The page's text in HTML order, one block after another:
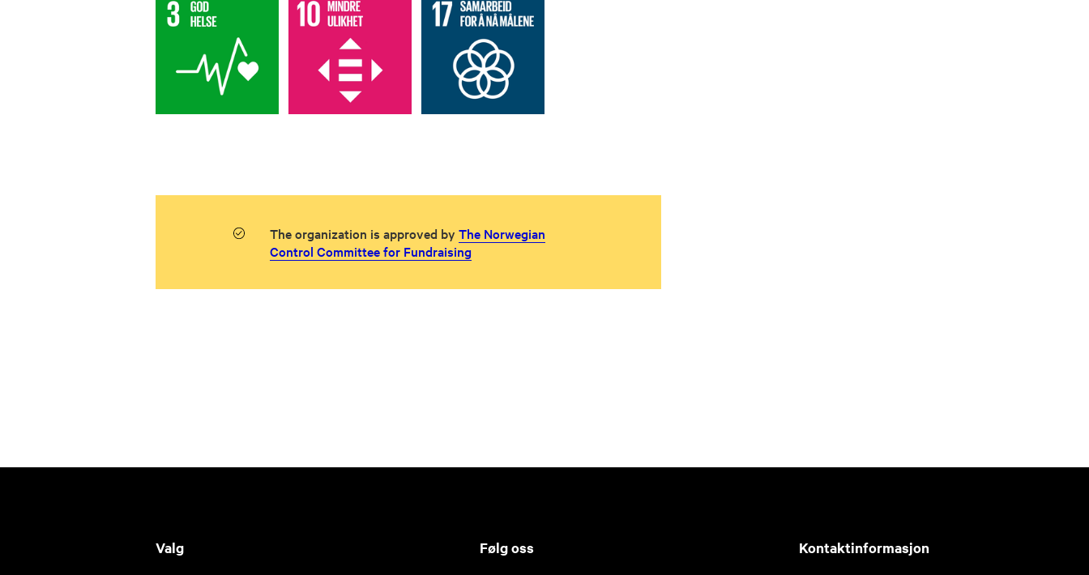
The organization is approved byThe Norwegian
Control Committee for Fundraising
Valg Følg oss Kontaktinformasjon